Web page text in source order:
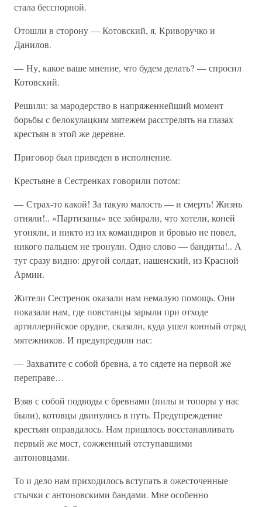
стала бесспорной.
Отошли в сторону — Котовский, я, Криворучко и
Данилов.
— Ну, какое ваше мнение, что будем делать? — спросил
Котовский.
Решили: за мародерство в напряженнейший момент
борьбы с белокулацким мятежем расстрелять на глазах
крестьян в этой же деревне.
Приговор был приведен в исполнение.
Крестьяне в Сестренках говорили потом:
— Страх-то какой! За такую малость — и смерть! Жизнь
отняли!.. «Партизаны» все забирали, что хотели, коней
угоняли, и никто из их командиров и бровью не повел,
никого пальцем не тронули. Одно слово — бандиты!.. А
тут сразу видно: другой солдат, нашенский, из Красной
Армии.
Жители Сестренок оказали нам немалую помощь. Они
показали нам, где повстанцы зарыли при отходе
артиллерийское орудие, сказали, куда ушел конный отряд
мятежников. И предупредили нас:
— Захватите с собой бревна, а то сядете на первой же
переправе…
Взяв с собой подводы с бревнами (пилы и топоры у нас
были), котовцы двинулись в путь. Предупреждение
крестьян оправдалось. Нам пришлось восстанавливать
первый же мост, сожженный отступавшими
антоновцами.
То и дело нам приходилось вступать в ожесточенные
стычки с антоновскими бандами. Мне особенно